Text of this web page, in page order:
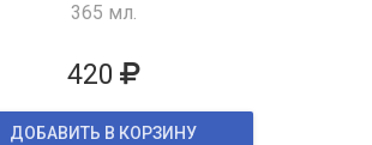
365 мл.
420
ДОБАВИТЬ В КОРЗИНУ